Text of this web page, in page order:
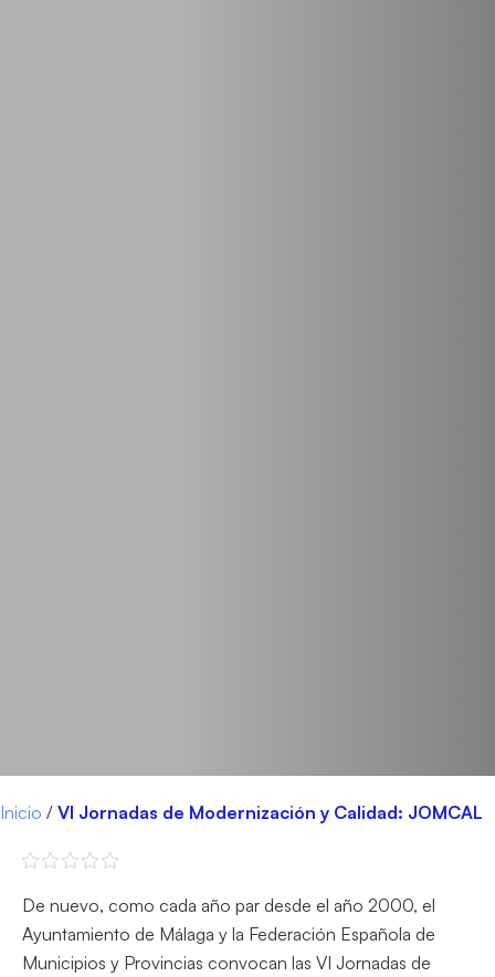
Inicio / VI Jornadas de Modernización y Calidad: JOMCAL
De nuevo, como cada año par desde el año 2000, el
Ayuntamiento de Málaga y la Federación Española de
Municipios y Provincias convocan las VI Jornadas de